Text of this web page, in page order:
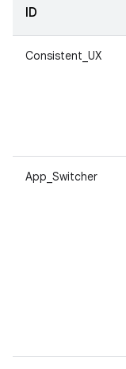
ID
Consistent_UX
App_Switcher